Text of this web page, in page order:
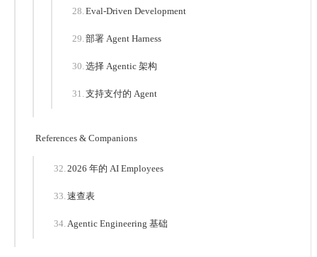
Eval-Driven Development
部署 Agent Harness
选择 Agentic 架构
支持支付的 Agent
References & Companions
2026 年的 AI Employees
速查表
Agentic Engineering 基础